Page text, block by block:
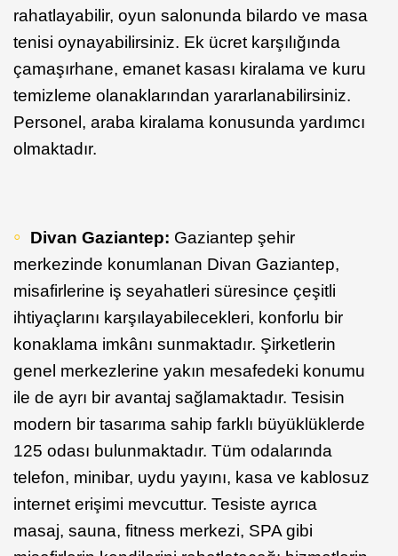
rahatlayabilir, oyun salonunda bilardo ve masa
tenisi oynayabilirsiniz. Ek ücret karşılığında
çamaşırhane, emanet kasası kiralama ve kuru
temizleme olanaklarından yararlanabilirsiniz.
Personel, araba kiralama konusunda yardımcı
olmaktadır.
Divan Gaziantep: Gaziantep şehir
merkezinde konumlanan Divan Gaziantep,
misafirlerine iş seyahatleri süresince çeşitli
ihtiyaçlarını karşılayabilecekleri, konforlu bir
konaklama imkânı sunmaktadır. Şirketlerin
genel merkezlerine yakın mesafedeki konumu
ile de ayrı bir avantaj sağlamaktadır. Tesisin
modern bir tasarıma sahip farklı büyüklüklerde
125 odası bulunmaktadır. Tüm odalarında
telefon, minibar, uydu yayını, kasa ve kablosuz
internet erişimi mevcuttur. Tesiste ayrıca
masaj, sauna, fitness merkezi, SPA gibi